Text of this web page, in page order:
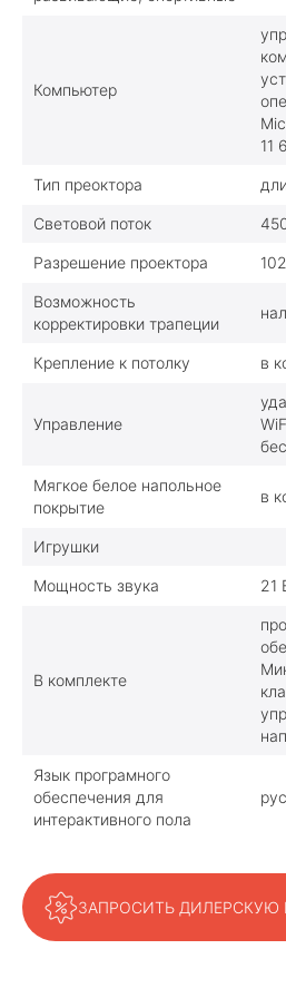
Компьютер
11
Тип преоктора
Световой поток
Разрешение проектора
Возможность
корректировки трапеции
Крепление к потолку в
Управление
Мягкое белое напольное
покрытие
в
Игрушки
Мощность звука 21
В комплекте
Язык програмного
обеспечения для
интерактивного пола
ЗАПРОСИТЬ ДИЛЕРСКУЮ